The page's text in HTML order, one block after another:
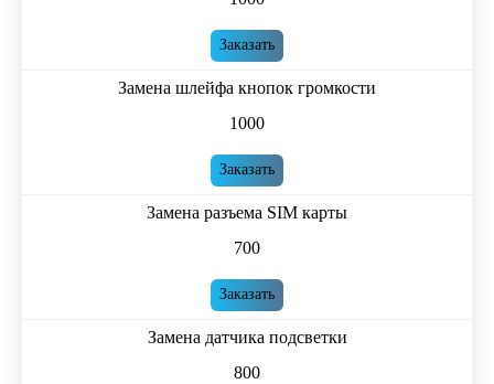
Заказать
Замена шлейфа кнопок громкости
1000
Заказать
Замена разъема SIM карты
700
Заказать
Замена датчика подсветки
800